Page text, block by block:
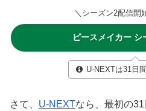
＼シーズン2配信開
ピースメイカー シ
U-NEXTは31日
さて、 U-NEXTなら、最初の